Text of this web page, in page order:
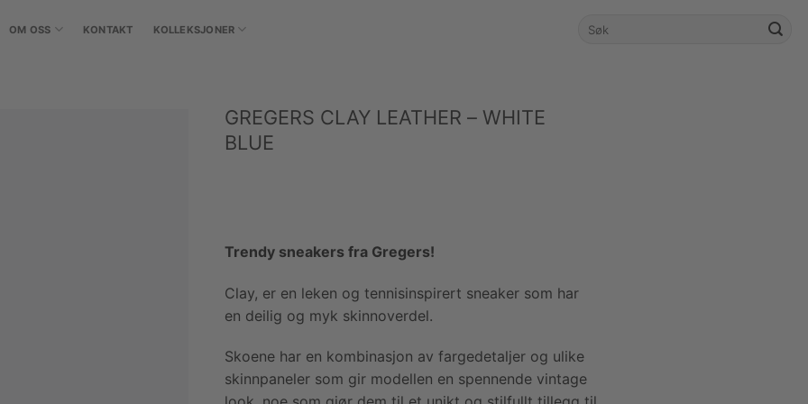
OM OSS KONTAKT KOLLEKSJONER
GREGERS CLAY LEATHER – WHITE
BLUE
Trendy sneakers fra Gregers!
Clay, er en leken og tennisinspirert sneaker som har
en deilig og myk skinnoverdel.
Skoene har en kombinasjon av fargedetaljer og ulike
skinnpaneler som gir modellen en spennende vintage